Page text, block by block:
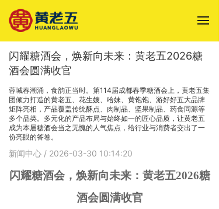
闪耀糖酒会，焕新向未来：黄老五2026糖
酒会圆满收官
蓉城春潮涌，食韵正当时。第114届成都春季糖酒会上，黄老五集
团倾力打造的黄老五、花生嫂、哈妹、黄饱饱、游好好五大品牌
矩阵亮相，产品覆盖传统酥点、肉制品、坚果制品、药食同源等
多个品类。多元化的产品布局与始终如一的匠心品质，让黄老五
成为本届糖酒会当之无愧的人气焦点，给行业与消费者交出了一
份亮眼的答卷。
新闻中心 / 2026-03-30 10:14:20
闪耀糖酒会， 焕新向未来： 黄老五2026糖
酒会圆满收官